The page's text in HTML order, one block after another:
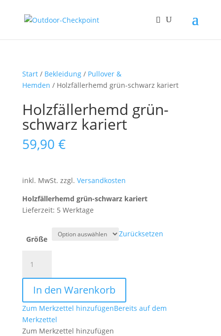
Start/ Bekleidung/ Pullover &
Hemden / Holzfällerhemd grün-schwarz kariert
Holzfällerhemd grün-
schwarz kariert
59,90 €
inkl. MwSt. zzgl. Versandkosten
Holzfällerhemd grün-schwarz kariert
Lieferzeit: 5 Werktage
Größe
Zurücksetzen
grün-
schwarz
kariert
Menge
In den Warenkorb
Zum Merkzettel hinzufügenBereits auf dem
Merkzettel
Zum Merkzettel hinzufügen